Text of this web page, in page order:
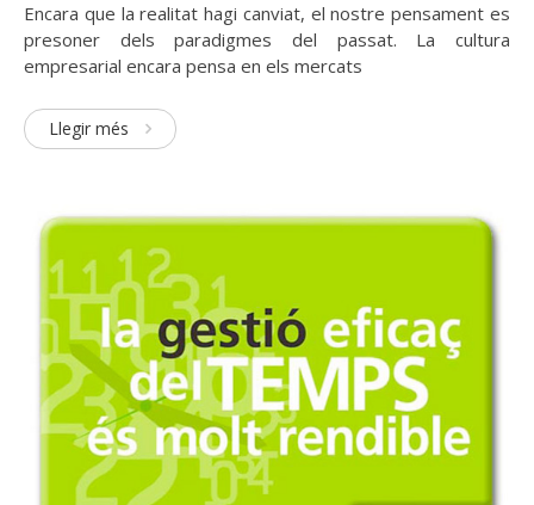
Encara que la realitat hagi canviat, el nostre pensament es
presoner dels paradigmes del passat. La cultura
empresarial encara pensa en els mercats
Llegir més